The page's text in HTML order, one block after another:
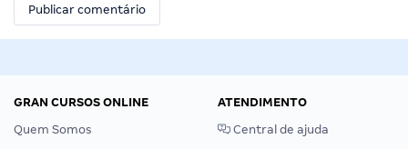
GRAN CURSOS ONLINE
Quem Somos
ATENDIMENTO
Central de ajuda